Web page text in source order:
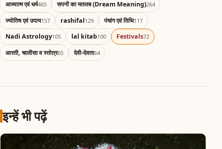
आध्यात्म एवं धर्म465 सपनों का मतलब (Dream Meaning)264
ज्योतिष एवं उपाय157 rashifal129 पंचांग एवं तिथि117
Nadi Astrology105 lal kitab100 Festivals72
आरती, चालीसा व स्तोत्र65 देवी-देवता64
इन्हें भी पढ़ें